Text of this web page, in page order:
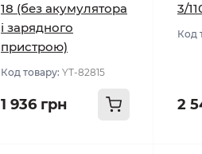
18 (без акумулятора
і зарядного
пристрою)
Код товару: YT-82815
1 936 грн
3/
Код
2